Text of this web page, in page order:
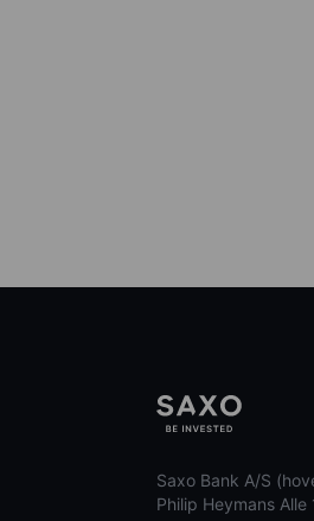
Saxo Bank A/S
Philip Heymans Alle